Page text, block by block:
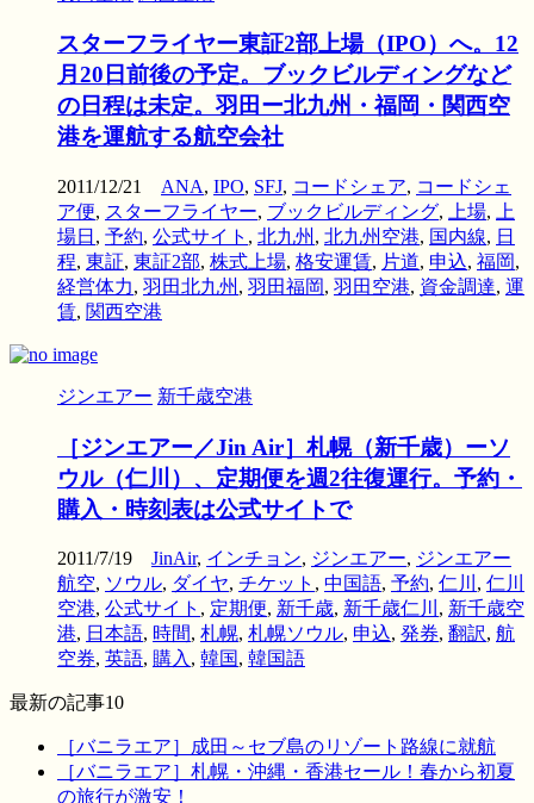
スターフライヤー東証2部上場（IPO）へ。12
月20日前後の予定。ブックビルディングなど
の日程は未定。羽田ー北九州・福岡・関西空
港を運航する航空会社
2011/12/21 ANA, IPO, SFJ, コードシェア, コードシェ
ア便, スターフライヤー, ブックビルディング, 上場,
上
場日 , 予約, 公式サイト , 北九州 , 北九州空港, 国内線, 日
程, 東証, 東証2部, 株式上場, 格安運賃, 片道, 申込, 福岡,
経営体力, 羽田北九州 , 羽田福岡, 羽田空港, 資金調達, 運
賃, 関西空港
ジンエアー 新千歳空港
［ジンエアー／Jin Air］札幌（新千歳）ーソ
ウル（仁川）、定期便を週2往復運行。予約・
購入・時刻表は公式サイトで
2011/7/19 JinAir, インチョン, ジンエアー, ジンエアー
航空, ソウル, ダイヤ, チケット , 中国語, 予約, 仁川 , 仁川
空港, 公式サイト , 定期便, 新千歳, 新千歳仁川 , 新千歳空
港, 日本語, 時間, 札幌, 札幌ソウル, 申込, 発券, 翻訳, 航
空券, 英語, 購入, 韓国, 韓国語
最新の記事10
［バニラエア］成田～セブ島のリゾート路線に就航
［バニラエア］札幌・沖縄・香港セール！春から初夏
の旅行が激安！